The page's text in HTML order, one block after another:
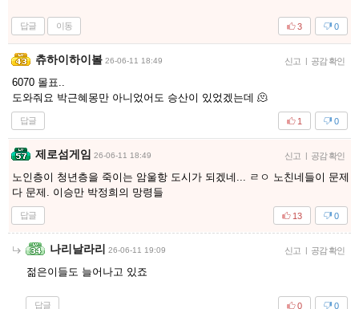
답글 이동 0
3
츄하이하이볼 26-06-11 18:49 신고 공감 확인
6070 몰표..
도와줘요 박근혜몽만 아니었어도 승산이 있었겠는데 🫠
답글 0
1
제로섬게임 26-06-11 18:49 신고 공감 확인
노인층이 청년층을 죽이는 암울항 도시가 되겠네... ㄹㅇ 노친네들이 문제
다 문제. 이승만 박정희의 망령들
답글 0
13
나리날라리 26-06-11 19:09 신고 공감 확인
젊은이들도 늘어나고 있죠
답글 0
0